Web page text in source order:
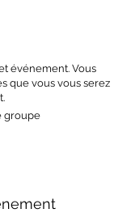
événement. Vous
que vous vous serez
groupe